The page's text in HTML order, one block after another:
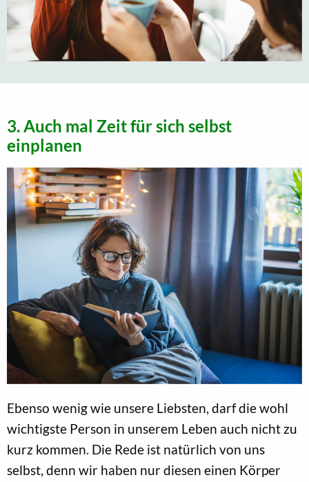
3. Auch mal Zeit für sich selbst
einplanen
Ebenso wenig wie unsere Liebsten, darf die wohl
wichtigste Person in unserem Leben auch nicht zu
kurz kommen. Die Rede ist natürlich von uns
selbst, denn wir haben nur diesen einen Körper